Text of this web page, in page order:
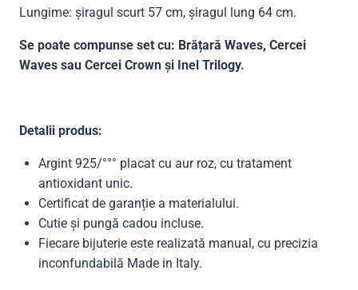
Lungime: șiragul scurt 57 cm, șiragul lung 64 cm.
Se poate compunse set cu: Brățară Waves, Cercei
Waves sau Cercei Crown și Inel Trilogy.
Detalii produs:
Argint 925/°°° placat cu aur roz, cu tratament
antioxidant unic.
Certificat de garanție a materialului.
Cutie și pungă cadou incluse.
Fiecare bijuterie este realizată manual, cu precizia
inconfundabilă Made in Italy.